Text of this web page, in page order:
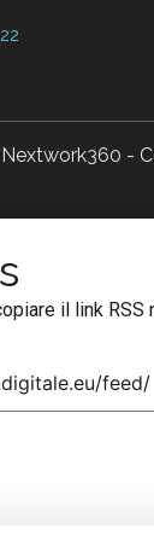
Nextwork360 -
il link RSS